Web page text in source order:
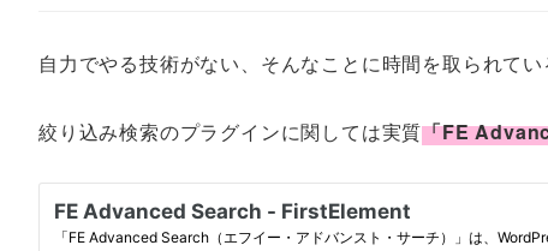
自力でやる技術がない、そんなことに時間を取られて
絞り込み検索のプラグインに関しては実質「FE